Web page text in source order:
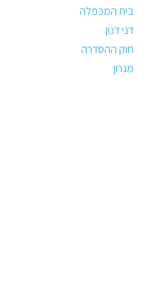
בית המכפלה
דני דנון
חוק ההסדרה
מגרון